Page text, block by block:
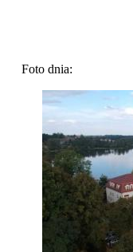
Foto dnia: